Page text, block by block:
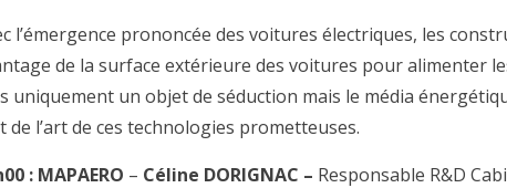
l’émergence prononcée des voitures électriques, les
de la surface extérieure des voitures pour alimenter
uniquement un objet de séduction mais le média
de l’art de ces technologies prometteuses.
: MAPAERO – Céline DORIGNAC – Responsable R&D